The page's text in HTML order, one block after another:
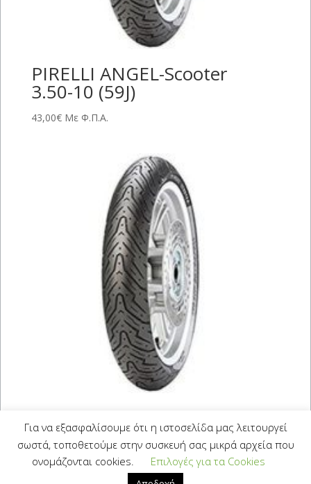
PIRELLI ANGEL-Scooter
3.50-10 (59J)
43,00€ Με Φ.Π.Α.
PIRELLI ANGEL-Scooter
130/70-12 (62P)
60,00€ Με Φ.Π.Α.
Για να εξασφαλίσουμε ότι η ιστοσελίδα μας λειτουργεί
σωστά, τοποθετούμε στην συσκευή σας μικρά αρχεία που
ονομάζονται cookies.
Επιλογές για τα Cookies